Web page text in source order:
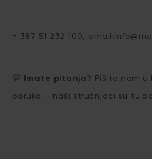
+ 387 51 232 100,
💬 Imate pitanja? Pišite nam u
poruka – naši stručnjaci su tu